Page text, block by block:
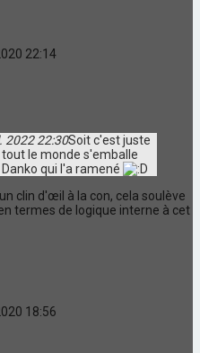
22:14
2022 22:30Soit c'est juste
le monde s'emballe
qui l'a ramené
clin d'œil à la con, cela soulève
termes de logique interne à cet
18:56